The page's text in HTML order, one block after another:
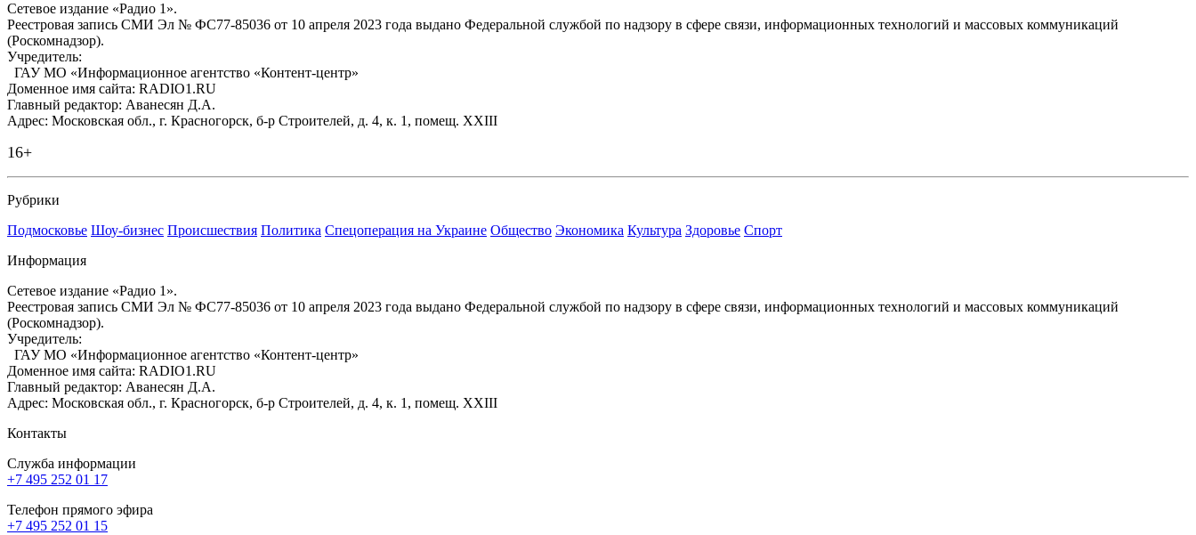
Сетевое издание «Радио 1».
Реестровая запись СМИ Эл № ФС77-85036 от 10 апреля 2023 года выдано Федеральной службой по надзору в сфере связи, информационных технологий и массовых коммуникаций
(Роскомнадзор).
Учредитель:
ГАУ МО «Информационное агентство «Контент-центр»
Доменное имя сайта: RADIO1.RU
Главный редактор: Аванесян Д.А.
Адрес: Московская обл., г. Красногорск, б-р Строителей, д. 4, к. 1, помещ. XXIII
16+
Рубрики
Подмосковье Шоу-бизнес Происшествия Политика Спецоперация на Украине Общество Экономика Культура Здоровье Спорт
Информация
Сетевое издание «Радио 1».
Реестровая запись СМИ Эл № ФС77-85036 от 10 апреля 2023 года выдано Федеральной службой по надзору в сфере связи, информационных технологий и массовых коммуникаций
(Роскомнадзор).
Учредитель:
ГАУ МО «Информационное агентство «Контент-центр»
Доменное имя сайта: RADIO1.RU
Главный редактор: Аванесян Д.А.
Адрес: Московская обл., г. Красногорск, б-р Строителей, д. 4, к. 1, помещ. XXIII
Контакты
Служба информации
+7 495 252 01 17
Телефон прямого эфира
+7 495 252 01 15